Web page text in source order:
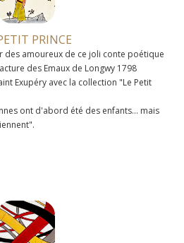
PRINCE
des amoureux de ce joli conte poétique
des Emaux de Longwy 1798
Exupéry avec la collection "Le Petit
ont d'abord été des enfants... mais